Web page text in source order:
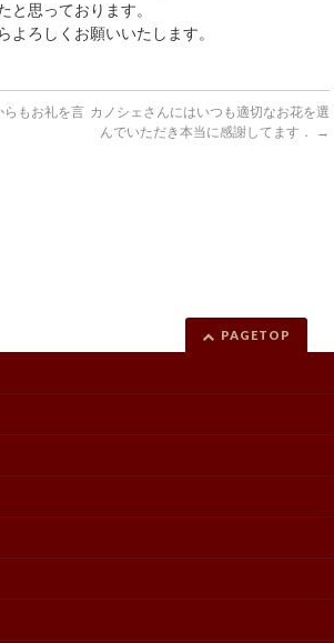
と思っております。
よろしくお願いいたします。
らもお礼を言 カノシェさんにはいつも適切なお花を選
んでいただき本当に感謝してます．
→
PAGETOP